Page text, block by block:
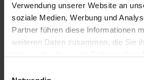
Verwendung unserer Website an
soziale Medien, Werbung und
Partner führen diese Informationen
weiteren Daten zusammen, die Sie